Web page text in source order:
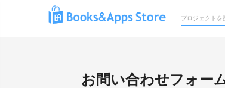
お問い合わせフォー